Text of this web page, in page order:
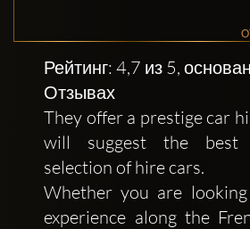
Рейтинг: 4,7 из 5,
Отзывах
They offer a prestige car
will suggest the best
selection of hire cars.
Whether you are
experience along the